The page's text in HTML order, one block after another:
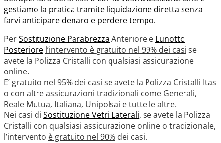
gestiamo la pratica tramite liquidazione diretta senza
farvi anticipare denaro e perdere tempo.
PerSostituzione Parabrezza Anteriore e Lunotto
Posteriore l’intervento è gratuito nel 99% dei casi se
avete la Polizza Cristalli con qualsiasi assicurazione
online.
E’ gratuito nel 95% dei casi se avete la Polizza Cristalli Itas
o con altre assicurazioni tradizionali come Generali,
Reale Mutua, Italiana, Unipolsai e tutte le altre.
Nei casi di Sostituzione Vetri Laterali, se avete la Polizza
Cristalli con qualsiasi assicurazione online o tradizionale,
l’intervento è gratuito nel 90% dei casi.